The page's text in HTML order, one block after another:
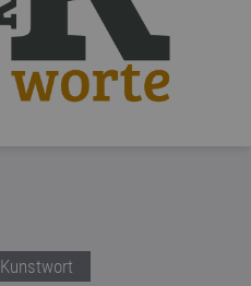
Kunstwort